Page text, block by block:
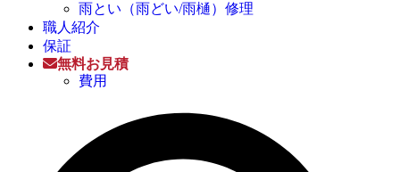
雨とい（雨どい/雨樋）修理
職人紹介
保証
無料お見積
費用